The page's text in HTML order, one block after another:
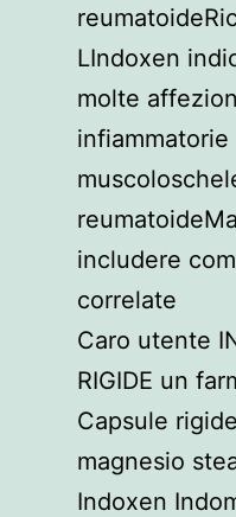
LIndoxen
molte
includere
correlate
Caro utente
RIGIDE un
Capsule
magnesio
Indoxen